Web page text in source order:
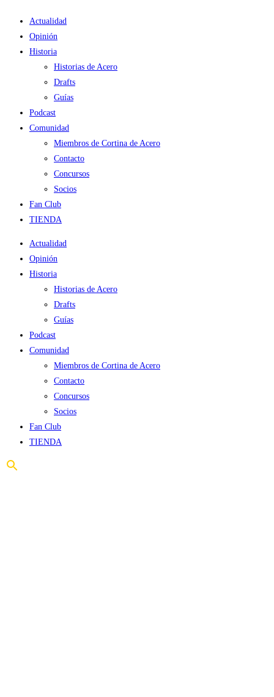
contenido
Actualidad
Opinión
Historia
Historias de Acero
Drafts
Guías
Podcast
Comunidad
Miembros de Cortina de Acero
Contacto
Concursos
Socios
Fan Club
TIENDA
Actualidad
Opinión
Historia
Historias de Acero
Drafts
Guías
Podcast
Comunidad
Miembros de Cortina de Acero
Contacto
Concursos
Socios
Fan Club
TIENDA